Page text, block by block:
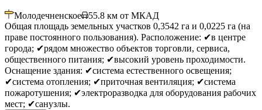
Молодечненское 55.8 км от МКАД
Общая площадь земельных участков 0,3542 га и 0,0225 га (на
праве постоянного пользования). Расположение: ✔в центре
города; ✔рядом множество объектов торговли, сервиса,
общественного питания; ✔высокий уровень проходимости.
Оснащение здания: ✔система естественного освещения;
✔система отопления; ✔приточная вентиляция; ✔система
пожаротушения; ✔электроразводка для оборудования рабочих
мест; ✔санузлы.